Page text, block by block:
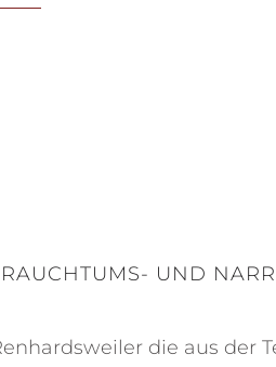
UND
die aus der